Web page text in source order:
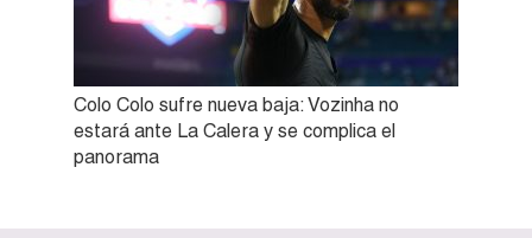
Colo Colo sufre nueva baja: Vozinha no
estará ante La Calera y se complica el
panorama